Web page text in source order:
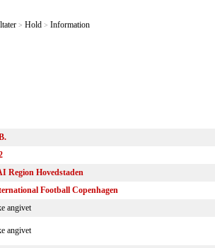
> Hold > Information
Region Hovedstaden
Football Copenhagen
angivet
angivet